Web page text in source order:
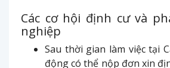
Các cơ hội định cư và
nghiệp
Sau thời gian làm việc tại
động có thể nộp đơn xin